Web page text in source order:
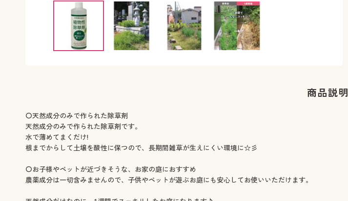
商品説明
〇天然成分のみで作られた除草剤
天然成分のみで作られた除草剤です。
水で薄めてまくだけ!
根までからして土壌を酸性に保つので、長期間雑草が生えにくい環境に☆彡
〇お子様やペットが近づきそうな、お家の庭におすすめ
農薬成分は一切含みませんので、子供やペットが遊ぶお庭にも安心してお使いいただけます。